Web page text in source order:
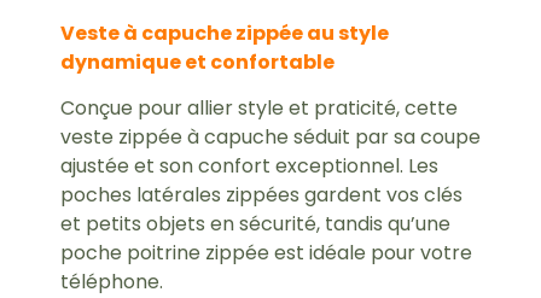
Veste à capuche zippée au style
dynamique et confortable
Conçue pour allier style et praticité, cette
veste zippée à capuche séduit par sa coupe
ajustée et son confort exceptionnel. Les
poches latérales zippées gardent vos clés
et petits objets en sécurité, tandis qu’une
poche poitrine zippée est idéale pour votre
téléphone.